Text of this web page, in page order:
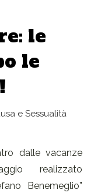
le
le
e Sessualità
dalle vacanze
realizzato
Benemeglio”